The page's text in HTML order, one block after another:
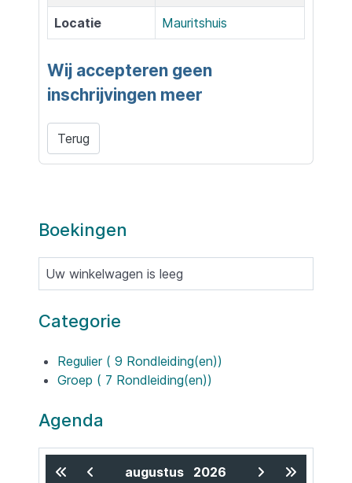
Locatie Mauritshuis
Wij accepteren geen
inschrijvingen meer
Terug
Boekingen
Uw winkelwagen is leeg
Categorie
Regulier ( 9 Rondleiding(en))
Groep ( 7 Rondleiding(en))
Agenda
augustus 2026